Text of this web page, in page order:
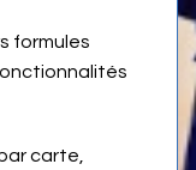
formules
carte,